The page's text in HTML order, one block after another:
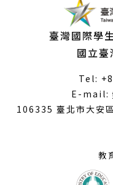
臺灣國際學
國立
Tel:
E-mail:
106335 臺北市大安
教